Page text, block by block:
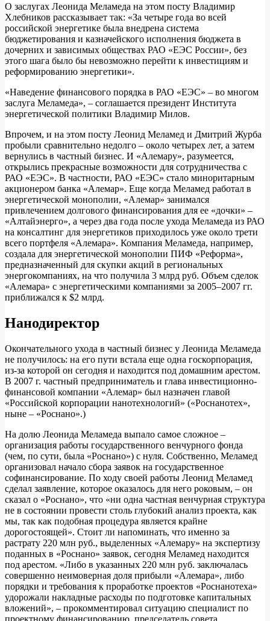
О заслугах Леонида Меламеда на этом посту Владимир
Хлебников рассказывает так: «За четыре года во всей
российской энергетике была внедрена система
бюджетирования и казначейского исполнения бюджета в
дочерних и зависимых обществах РАО «ЕЭС России», без
этого шага было бы невозможно перейти к инвестициям и
реформированию энергетики».
«Наведение финансового порядка в РАО «ЕЭС» – во многом
заслуга Меламеда», – соглашается президент Института
энергетической политики Владимир Милов.
Впрочем, и на этом посту Леонид Меламед и Дмитрий Журба
пробыли сравнительно недолго – около четырех лет, а затем
вернулись в частный бизнес. И «Алемару», разумеется,
открылись прекрасные возможности для сотрудничества с
РАО «ЕЭС». В частности, РАО «ЕЭС» стало миноритарным
акционером банка «Алемар». Еще когда Меламед работал в
энергетической монополии, «Алемар» занимался
привлечением долгового финансирования для ее «дочки» –
«Алтайэнерго», а через два года после ухода Меламеда из РАО
на консалтинг для энергетиков приходилось уже около трети
всего портфеля «Алемара». Компания Меламеда, например,
создала для энергетической монополии ПИФ «Реформа»,
предназначенный для скупки акций в региональных
энергокомпаниях, на что получила 3 млрд руб. Объем сделок
«Алемара» с энергетическими компаниями за 2005–2007 гг.
приближался к $2 млрд.
Нанодиректор
Окончательного ухода в частный бизнес у Леонида Меламеда
не получилось: на его пути встала еще одна госкорпорация,
из-за которой он сегодня и находится под домашним арестом.
В 2007 г. частный предприниматель и глава инвестиционно-
финансовой компании «Алемар» был назначен главой
«Российской корпорации нанотехнологий» («Роснанотех»,
ныне – «Роснано».)
На долю Леонида Меламеда выпало самое сложное –
организация работы государственного венчурного фонда
(чем, по сути, была «Роснано») с нуля. Собственно, Меламед
организовал начало сбора заявок на государственное
софинансирование. По ходу своей работы Леонид Меламед
сделал заявление, которое оказалось для него роковым, – он
сказал о «Роснано», что «ни одна частная венчурная структура
не в состоянии провести столь глубокий анализ проекта, как
мы, так как подобная процедура является крайне
дорогостоящей». Стоит ли напоминать, что именно за
растрату 220 млн руб., выделенных «Алемару» на экспертизу
поданных в «Роснано» заявок, сегодня Меламед находится
под арестом. «Либо в указанных 220 млн руб. заключалась
совершенно неимоверная доля прибыли «Алемара», либо
порядки и требования к проработке проектов «Роснанотеха»
удорожали накладные расходы по подготовке капитальных
вложений», – прокомментировал ситуацию специалист по
проектному финансированию, председатель совета